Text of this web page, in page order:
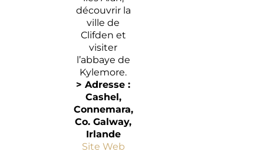
découvrir la
ville de
Clifden et
visiter
l’abbaye de
Kylemore.
> Adresse :
Cashel,
Connemara,
Co.Galway,
Irlande
Site Web